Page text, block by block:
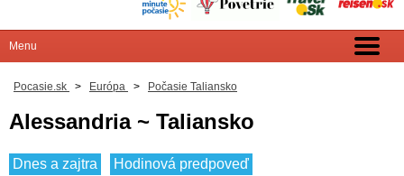
Pocasie.sk > Európa > Počasie Taliansko
Alessandria ~ Taliansko
Dnes a zajtra
Hodinová predpoveď